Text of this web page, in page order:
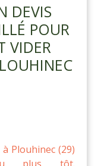
DEVIS
POUR
VIDER
Plouhinec (29)